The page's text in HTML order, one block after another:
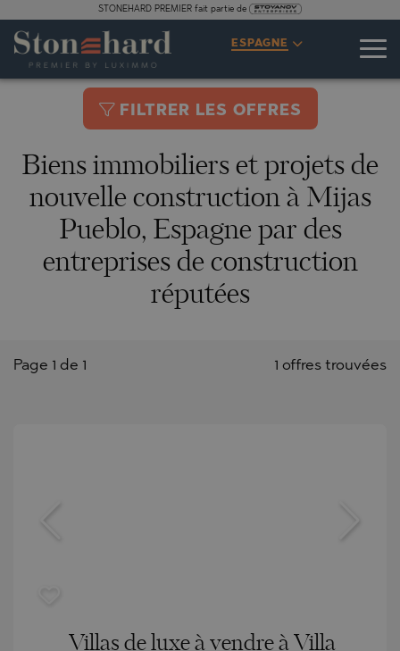
STONEHARD PREMIER fait partie de
ESPAGNE
FILTRER LES OFFRES
Biens immobiliers et projets de
nouvelle construction à Mijas
Pueblo, Espagne par des
entreprises de construction
réputées
1 offres trouvées
Page 1 de 1
Villas de luxe à vendre à Villa